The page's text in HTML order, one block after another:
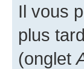
Il vous
plus
(onglet